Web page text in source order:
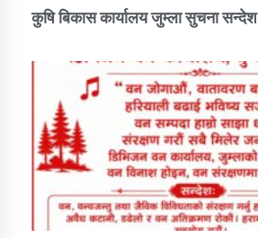
कुषि बिकास कार्यालय जुम्ला सुचना सन्देश